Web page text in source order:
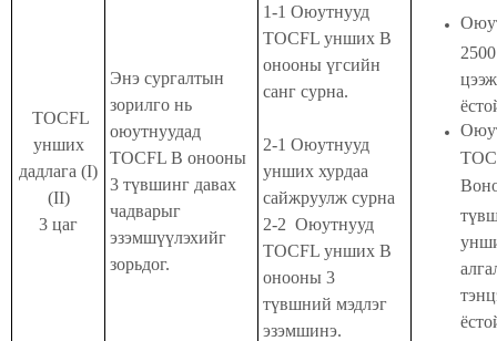
TOCFL
унших
дадлага (I)
(II)
3 цаг
Энэ сургалтын
зорилго нь
оюутнуудад
TOCFL B онооны
3 түвшинг давах
чадварыг
эзэмшүүлэхийг
зорьдог.
1-1 Оюутнууд
TOCFL унших В
онооны үгсийн
санг сурна.
2-1 Оюутнууд
унших хурдаа
сайжруулж сурна
2-2 Оюутнууд
TOCFL унших В
онооны 3
түвшний мэдлэг
эзэмшинэ.